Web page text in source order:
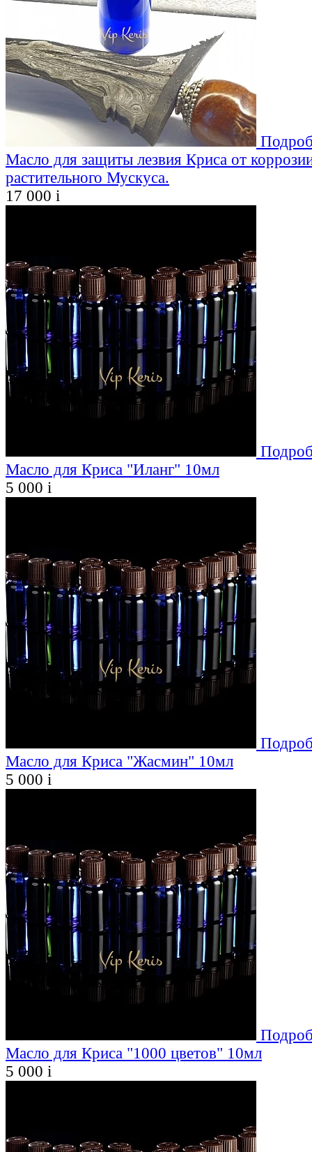
Масло для защиты лезвия Криса от
растительного Мускуса.
17 000 i
Масло для Криса "Иланг" 10мл
5 000 i
Масло для Криса "Жасмин" 10мл
5 000 i
Масло для Криса "1000 цветов" 10мл
5 000 i